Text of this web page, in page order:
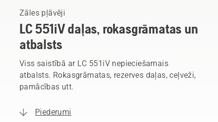
Zāles pļāvēji
LC 551iV daļas, rokasgrāmatas un
atbalsts
Viss saistībā ar LC 551iV nepieciešamais
atbalsts. Rokasgrāmatas, rezerves daļas, ceļveži,
pamācības utt.
Piederumi